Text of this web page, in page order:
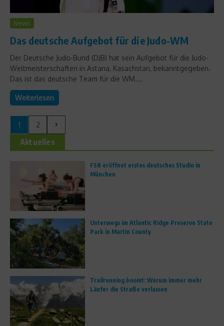
News
Das deutsche Aufgebot für die Judo-WM
Der Deutsche Judo-Bund (DJB) hat sein Aufgebot für die Judo-
Weltmeisterschaften in Astana, Kasachstan, bekanntgegeben.
Das ist das deutsche Team für die WM....
Weiterlesen
1 2
Aktuelles
FS8 eröffnet erstes deutsches Studio in
München
Unterwegs im Atlantic Ridge Preserve State
Park in Martin County
Trailrunning boomt: Warum immer mehr
Läufer die Straße verlassen